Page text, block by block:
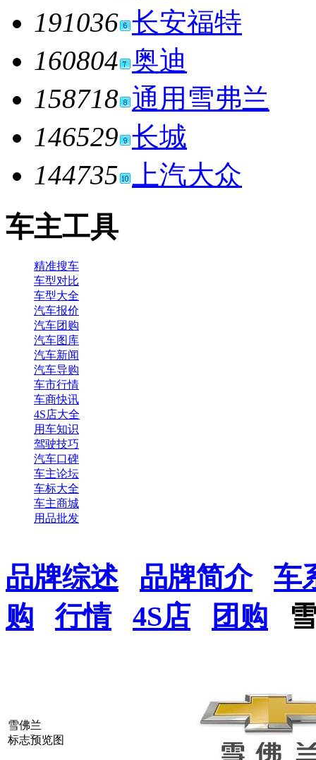
191036 长安福特
160804 奥迪
158718 通用雪弗兰
146529 长城
144735
上汽大众
车主工具
精准搜车
车型对比
车型大全
汽车报价
汽车团购
汽车图库
汽车新闻
汽车导购
车市行情
车商快讯
4S店大全
用车知识
驾驶技巧
汽车口碑
车主论坛
车标大全
车主商城
用品批发
品牌综述 品牌简介
车
购
行情 4S店 团购
雪佛兰
标志预览图